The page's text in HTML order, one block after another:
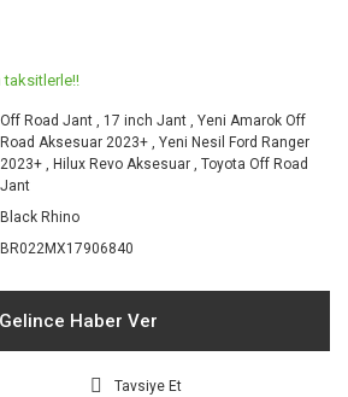
taksitlerle!!
Off Road Jant 17 inch Jant ,Yeni Amarok Off
Road Aksesuar 2023+
,Yeni Nesil Ford Ranger
2023+
,Hilux Revo Aksesuar ,Toyota Off Road
Jant
Black Rhino
BR022MX17906840
Gelince Haber Ver
Tavsiye Et